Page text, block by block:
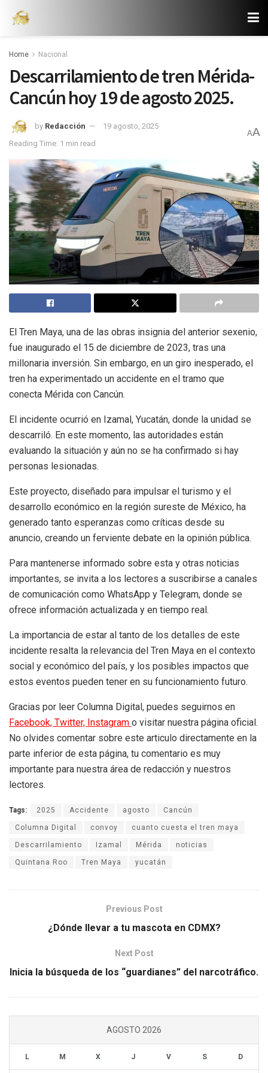
Home Nacional
Descarrilamiento de tren Mérida-
Cancún hoy 19 de agosto 2025.
by Redacción
19 agosto, 2025
Reading Time: 1 min read
AA
El Tren Maya, una de las obras insignia del anterior sexenio,
fue inaugurado el 15 de diciembre de 2023, tras una
millonaria inversión. Sin embargo, en un giro inesperado, el
tren ha experimentado un accidente en el tramo que
conecta Mérida con Cancún.
El incidente ocurrió en Izamal, Yucatán, donde la unidad se
descarriló. En este momento, las autoridades están
evaluando la situación y aún no se ha confirmado si hay
personas lesionadas.
Este proyecto, diseñado para impulsar el turismo y el
desarrollo económico en la región sureste de México, ha
generado tanto esperanzas como críticas desde su
anuncio, creando un ferviente debate en la opinión pública.
Para mantenerse informado sobre esta y otras noticias
importantes, se invita a los lectores a suscribirse a canales
de comunicación como WhatsApp y Telegram, donde se
ofrece información actualizada y en tiempo real.
La importancia de estar al tanto de los detalles de este
incidente resalta la relevancia del Tren Maya en el contexto
social y económico del país, y los posibles impactos que
estos eventos pueden tener en su funcionamiento futuro.
Gracias por leer Columna Digital, puedes seguirnos en
Facebook, Twitter, Instagram o visitar nuestra página oficial.
No olvides comentar sobre este articulo directamente en la
parte inferior de esta página, tu comentario es muy
importante para nuestra área de redacción y nuestros
lectores.
Tags: 2025 Accidente agosto Cancún
Columna Digital convoy cuanto cuesta el tren maya
Descarrilamiento Izamal Mérida noticias
Quintana Roo Tren Maya yucatán
Previous Post
¿Dónde llevar a tu mascota en CDMX?
Next Post
Inicia la búsqueda de los “guardianes” del narcotráfico.
AGOSTO 2026
L M X J V S D